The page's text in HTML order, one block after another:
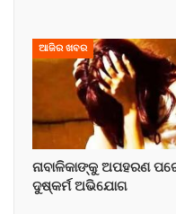
ଆଜିର ଖବର
ନାବାଳିକାଙ୍କୁ ଅପହରଣ
ଦୁଷ୍କର୍ମ ଅଭିଯୋଗ